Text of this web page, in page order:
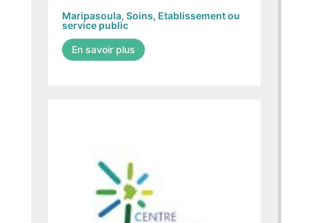
Maripasoula, Soins, Etablissement ou
service public
En savoir plus